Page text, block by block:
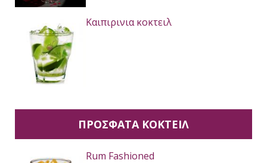
Καιπιρινια κοκτειλ
ΠΡΟΣΦΑΤΑ ΚΟΚΤΕΙΛ
Rum Fashioned